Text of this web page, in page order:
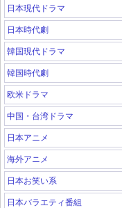
日本現代ドラマ
日本時代劇
韓国現代ドラマ
韓国時代劇
欧米ドラマ
中国・台湾ドラマ
日本アニメ
海外アニメ
日本お笑い系
日本バラエティ番組